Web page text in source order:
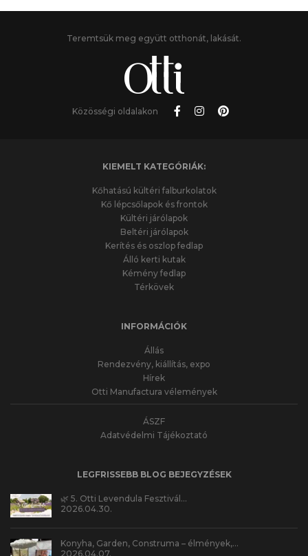
Teremtsük meg együtt otthonát, lakását.
Közösségi oldalakon
KIEMELT KATEGÓRIÁK:
Kőhatású kültéri falburkolatok
Kő lépcsőlapok és frontok
Kültéri járólapok
Beltéri járólapok
Kerítés és oszlop fedlap
Álló kerti kutak
Kémény fedlap
Térkövek
INFORMÁCIÓK
Állás
Rendezvény, kiállítás, expo
Hírek
Otti Manufactura vélemények
ÁSZF
Adatvédelmi Tájékoztató
LEGFRISSEBB BLOG BEJEGYZÉSEK
🌿 5. Otti Levendula Fesztivál…
2026.04.30.
Konyha, Garden, Construma – élmények,…
2026.04.07.